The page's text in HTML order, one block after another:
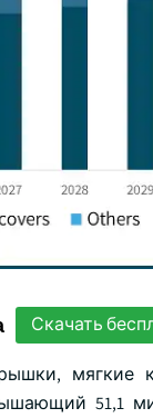
Скачать
51,1